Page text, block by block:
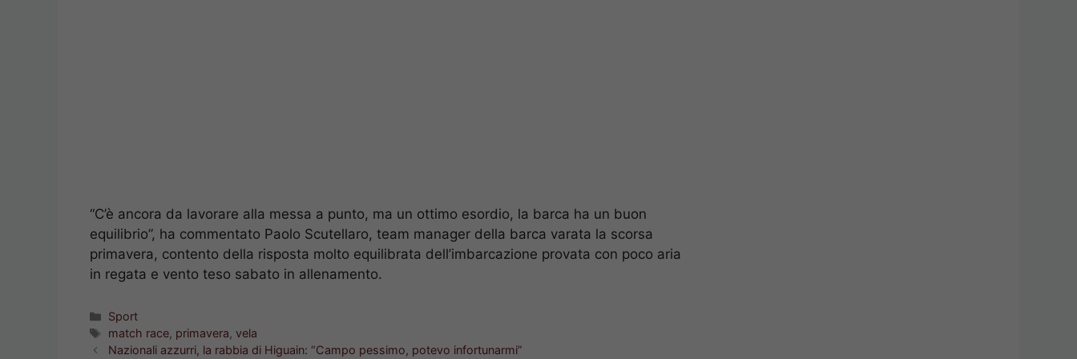
“C’è ancora da lavorare alla messa a punto, ma un ottimo esordio, la barca ha un buon
equilibrio”, ha commentato Paolo Scutellaro, team manager della barca varata la scorsa
primavera, contento della risposta molto equilibrata dell’imbarcazione provata con poco aria
in regata e vento teso sabato in allenamento.
Categorie
Sport
Tag
match race, primavera,vela
Nazionali azzurri, la rabbia di Higuain: “Campo pessimo, potevo infortunarmi”